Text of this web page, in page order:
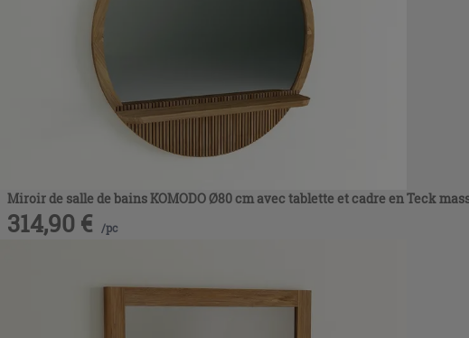
Miroir de salle de bains KOMODO Ø80 cm avec tablette et cadre en Teck
314,90 € /pc